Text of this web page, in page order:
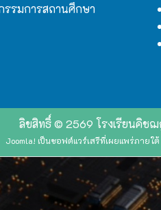
รมการสถานศึกษา
ลิขสิทธิ์ © 2569 โรงเรียนคิชฌ
Joomla! เป็นซอฟต์แวร์เสรีที่เผยแพร่ภายใต้